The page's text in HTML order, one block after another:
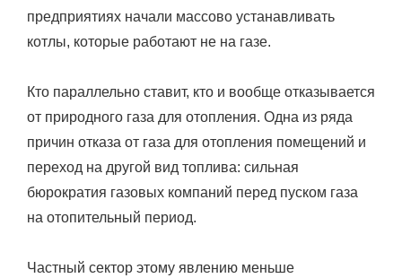
предприятиях начали массово устанавливать
котлы, которые работают не на газе.
Кто параллельно ставит, кто и вообще отказывается
от природного газа для отопления. Одна из ряда
причин отказа от газа для отопления помещений и
переход на другой вид топлива: сильная
бюрократия газовых компаний перед пуском газа
на отопительный период.
Частный сектор этому явлению меньше